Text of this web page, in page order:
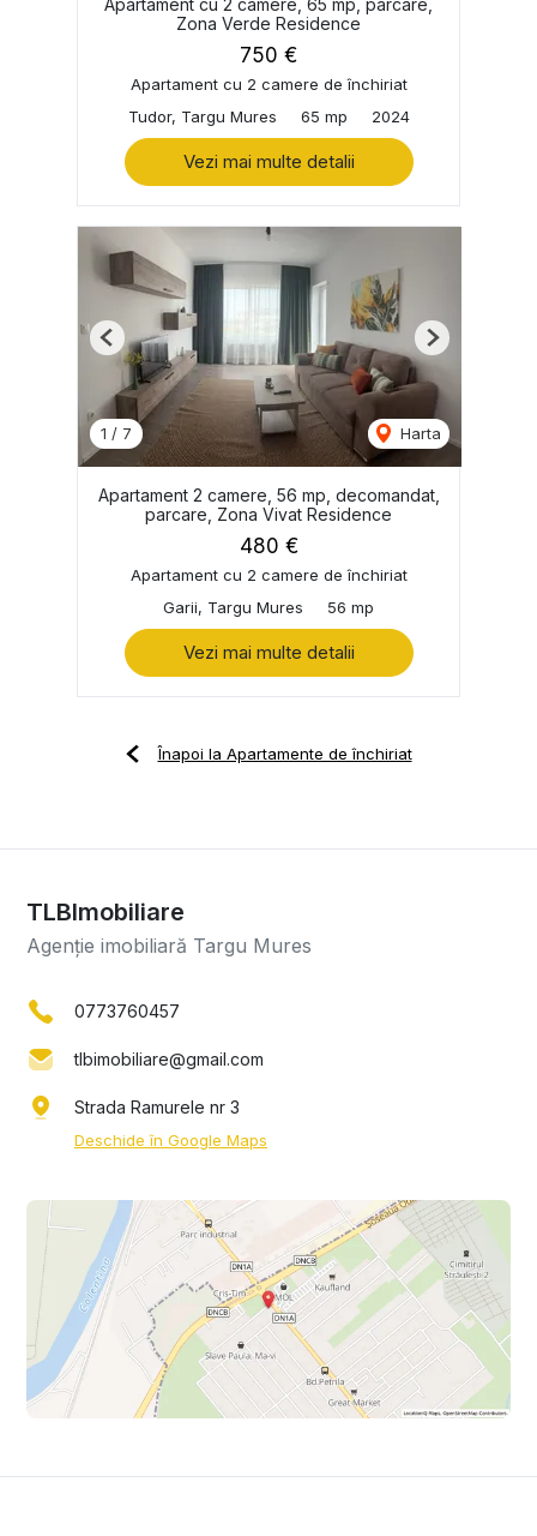
Apartament cu 2 camere, 65 mp, parcare,
Zona Verde Residence
750 €
Apartament cu 2 camere de închiriat
Tudor, Targu Mures
65 mp 2024
Vezi mai multe detalii
1 / 7 Harta
Previous Next
Apartament 2 camere, 56 mp, decomandat,
parcare, Zona Vivat Residence
480 €
Apartament cu 2 camere de închiriat
Garii, Targu Mures
56 mp
Vezi mai multe detalii
Înapoi la Apartamente de închiriat
TLBImobiliare
Agenție imobiliară Targu Mures
0773760457
tlbimobiliare@gmail.com
Strada Ramurele nr 3
Deschide în Google Maps